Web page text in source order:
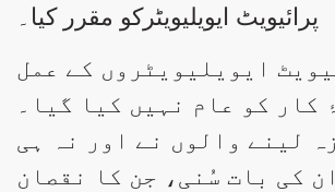
پرائیویٹ ایویلیویٹرکو مقرر کیا۔
ایویلیویٹروں کے عمل
کار کو عام نہیں کیا گیا۔
لینے والوں نے اور نہ ہی
کی بات سُنی، جن کا نقصان